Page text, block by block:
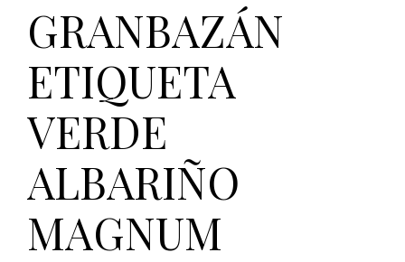
GRANBAZÁN
ETIQUETA
VERDE
ALBARIÑO
MAGNUM